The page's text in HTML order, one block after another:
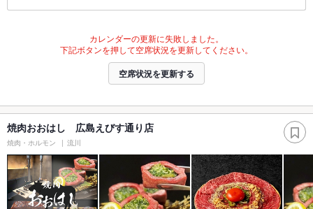
カレンダーの更新に失敗しました。
下記ボタンを押して空席状況を更新してください。
空席状況を更新する
焼肉おおはし 広島えびす通り店
焼肉・ホルモン 流川